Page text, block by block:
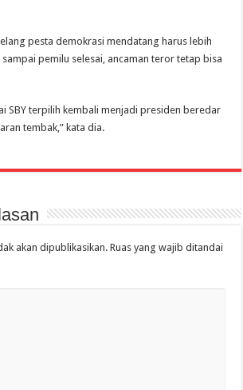
pesta demokrasi mendatang harus lebih
pemilu selesai, ancaman teror tetap bisa
SBY terpilih kembali menjadi presiden beredar
tembak,” kata dia.
akan dipublikasikan. Ruas yang wajib ditandai